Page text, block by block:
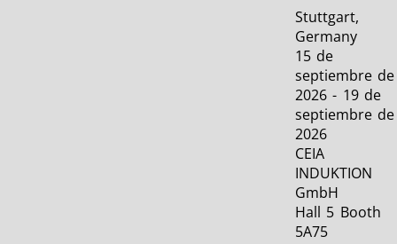
Stuttgart,
Germany
15 de
septiembre de
2026 - 19 de
septiembre de
2026
CEIA
INDUKTION
GmbH
Hall 5 Booth
5A75